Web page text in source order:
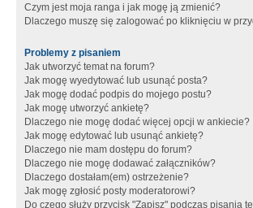
Czym jest moja ranga i jak mogę ją zmienić?
Dlaczego muszę się zalogować po kliknięciu w
Problemy z pisaniem
Jak utworzyć temat na forum?
Jak mogę wyedytować lub usunąć posta?
Jak mogę dodać podpis do mojego postu?
Jak mogę utworzyć ankietę?
Dlaczego nie mogę dodać więcej opcji w ankiecie?
Jak mogę edytować lub usunąć ankietę?
Dlaczego nie mam dostępu do forum?
Dlaczego nie mogę dodawać załączników?
Dlaczego dostałam(em) ostrzeżenie?
Jak mogę zgłosić posty moderatorowi?
Do czego służy przycisk "Zapisz" podczas pisania